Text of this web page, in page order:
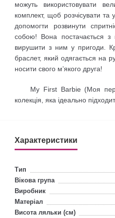
можуть використовувати
комплект, щоб розчісувати
допомогти розвинути
собою! Вона постачається
вирушити з ним у пригоди.
браслет, який одягається на
носити свого м’якого друга!
My First Barbie (Моя
колекція, яка ідеально
Характеристики
Тип
Вікова група
Виробник
Матеріал
Висота ляльки (см)